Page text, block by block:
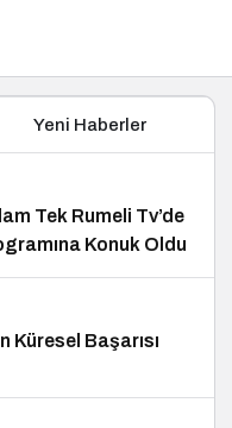
Yeni Haberler
Tek Rumeli Tv’de
Konuk Oldu
Küresel Başarısı